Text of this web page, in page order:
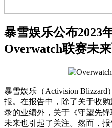
暴雪娱乐公布2023
Overwatch联赛未
暴雪娱乐（Activision
报。在报告中，除了关于收
录的业绩外，关于《守望先锋
未来也引起了关注。然而，